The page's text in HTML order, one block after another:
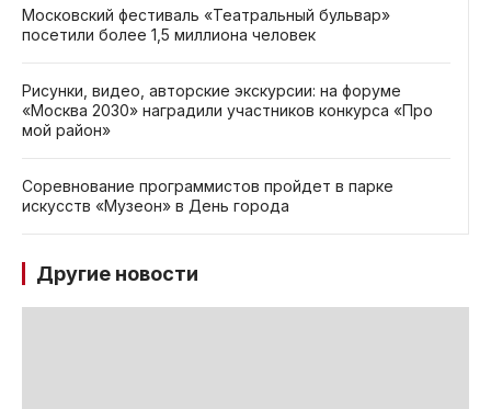
Московский фестиваль «Театральный бульвар»
посетили более 1,5 миллиона человек
Рисунки, видео, авторские экскурсии: на форуме
«Москва 2030» наградили участников конкурса «Про
мой район»
Соревнование программистов пройдет в парке
искусств «Музеон» в День города
Другие новости